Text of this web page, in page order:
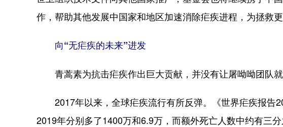
作，帮助其他发展中国家和地区加速消除疟疾进程，为拯救更
向“无疟疾的未来”进发
青蒿素为抗击疟疾作出巨大贡献，并没有让屠呦呦团队就
2017年以来，全球疟疾流行有所反弹。《世界疟疾报告
2019年分别多了1400万和6.9万，而额外死亡人数中约有三